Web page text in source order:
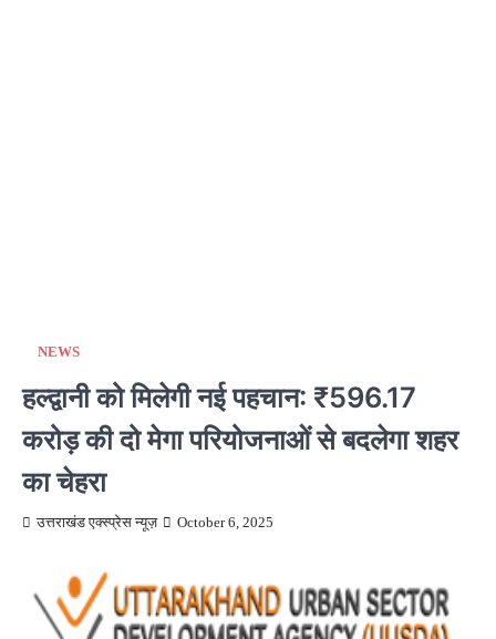
NEWS
हल्द्वानी को मिलेगी नई पहचान: ₹596.17
करोड़ की दो मेगा परियोजनाओं से बदलेगा शहर
का चेहरा
उत्तराखंड एक्स्प्रेस न्यूज़ October 6, 2025